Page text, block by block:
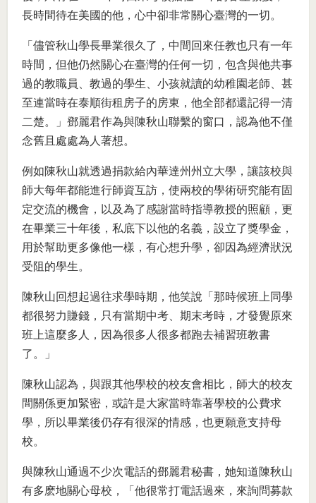
長時間待在美國的他，心中卻非常關心臺灣的一切。
「儘管秋山學長畢業很久了，中間回來任教也只有一年
時間，但他仍然關心在臺灣的任何一切，包含與他共事
過的教職員、教過的學生、小孩就讀的幼稚園老師、甚
至連當時在泰順街租房子的房東，他全部都還記得一清
二楚。」鄧麗君作為與陳秋山聯繫的窗口，認為他不僅
念舊且處處為人著想。
例如陳秋山就透過捐款給內華達州州立大學，讓該校與
師大每年都能進行師資互訪，使兩校的學術研究能有固
定交流的機會，以及為了感謝當時指導教授的照顧，更
在畢業三十年後，私底下以他的名義，設立了獎學金，
用於幫助更多像他一樣，有心想升學，卻因為經濟狀況
受阻的學生。
陳秋山回想起過往求學時期，他笑說「那時候班上同學
都很努力賺錢，只有當期中考、期末考時，才發覺原來
班上這麼多人，因為很多人很多都跑去補習班教書
了。」
陳秋山認為，與跟其他學校的校友會相比，師大的校友
間關係更加緊密，或許是大家當時靠著學校的公費求
學，所以畢業後仍存有很深的情感，也更願意支持母
校。
與陳秋山通過不少次電話的鄧麗君秘書，她知道陳秋山
有多麽地關心母校，「他很常打電話過來，來詢問募款